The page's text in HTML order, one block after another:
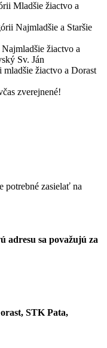
Mladšie žiactvo a
Najmladšie a Staršie
žiactvo a
Sv. Ján
mladšie žiactvo a Dorast
zverejnené!
potrebné zasielať na
adresu sa považujú za
STK Pata,